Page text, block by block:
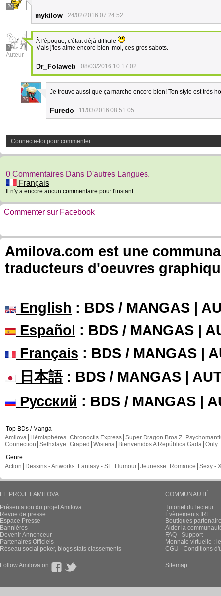
20
mykilow 24/02/2016 07:24:52
2
Auteur
À l'époque, c'était déjà difficile
Mais j'les aime encore bien, moi, ces gros sabots.
Dr_Folaweb 08/03/2016 10:17:02
26
Je trouve aussi que ça marche encore bien! Ton style est très
Furedo 11/03/2016 08:51:05
Connecte-toi pour commenter
0 Commentaires Dans D'autres Langues.
Français
Il n'y a encore aucun commentaire pour l'instant.
Commenter sur Facebook
Amilova.com est une
traducteurs d'oeuvres
English : BDS / MANGAS |
Español : BDS / MANGAS |
Français : BDS / MANGAS |
日本語: BDS / MANGAS |
Русский : BDS / MANGAS |
Top BDs / Manga
Amilova
Hémisphères Chronoctis Express Super Dragon Bros Z
Connection Sethxfaye Graped Wisteria Bienvenidos A República Gada Only
Genre
Action
Dessins - Artworks Fantasy - SF Humour Jeunesse Romance Sexy -
LE PROJET AMILOVA
Présentation du projet Amilova
Revue de presse
Espace Presse
Bannières
Devenir Annonceur
Partenaires Officiels
Réseau social poker, blogs stats classements
COMMUNAUTÉ
Tutoriel du lecteur
Évènements IRL
Boutiques
Aider la
FAQ - Support
Monnaie virtuelle :
CGU - Conditions
Follow Amilova on Sitemap